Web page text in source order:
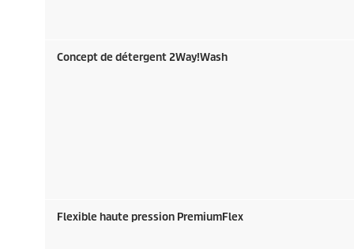
Concept de détergent 2Way!Wash
Flexible haute pression PremiumFlex